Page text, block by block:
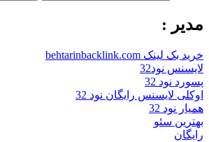
مدیر :
خرید بک لینک behtarinbacklink.com
لایسنس نود32
پسورد نود 32
اوکلی لایسنس رایگان نود 32
همیار نود 32
بهترین سئو
رایگان